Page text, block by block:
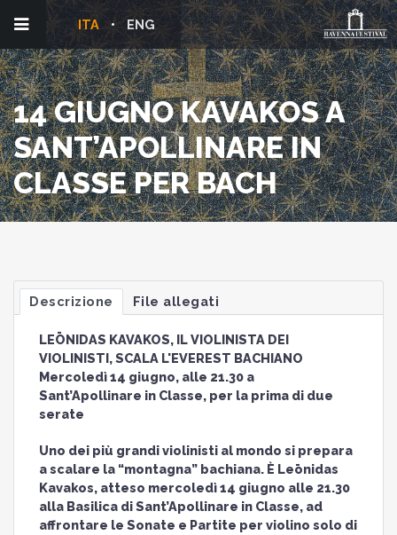
ENG
ITA
14 GIUGNO KAVAKOS A
SANT’APOLLINARE IN
CLASSE PER BACH
Descrizione File allegati
LEŌNIDAS KAVAKOS, IL VIOLINISTA DEI
VIOLINISTI, SCALA L'EVEREST BACHIANO
Mercoledì 14 giugno, alle 21.30 a
Sant’Apollinare in Classe, per la prima di due
serate
Uno dei più grandi violinisti al mondo si prepara
a scalare la “montagna” bachiana. È Leōnidas
Kavakos, atteso mercoledì 14 giugno alle 21.30
alla Basilica di Sant’Apollinare in Classe, ad
affrontare le Sonate e Partite per violino solo di